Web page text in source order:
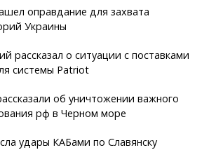
оправдание для захвата
Украины
рассказал о ситуации с поставками
системы Patriot
об уничтожении важного
рф в Черном море
удары КАБами по Славянску